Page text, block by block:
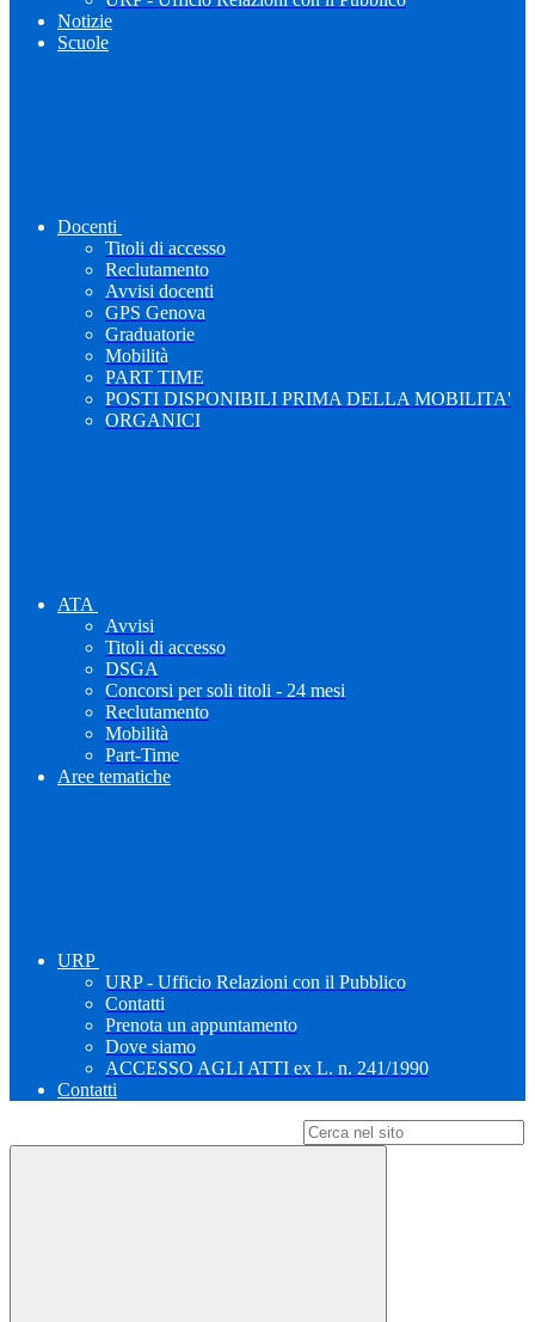
Notizie
Scuole
Docenti
Titoli di accesso
Reclutamento
Avvisi docenti
GPS Genova
Graduatorie
Mobilità
PART TIME
POSTI DISPONIBILI PRIMA DELLA MOBILITA'
ORGANICI
ATA
Avvisi
Titoli di accesso
DSGA
Concorsi per soli titoli - 24 mesi
Reclutamento
Mobilità
Part-Time
Aree tematiche
URP
URP - Ufficio Relazioni con il Pubblico
Contatti
Prenota un appuntamento
Dove siamo
ACCESSO AGLI ATTI ex L. n. 241/1990
Contatti